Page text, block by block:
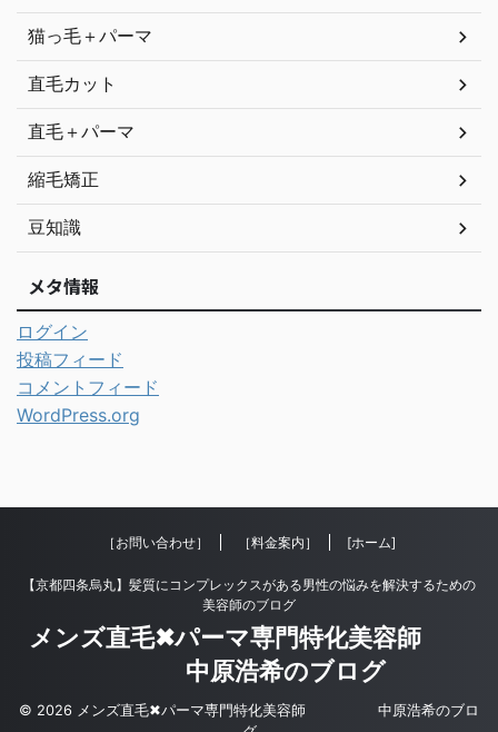
猫っ毛＋パーマ
直毛カット
直毛＋パーマ
縮毛矯正
豆知識
メタ情報
ログイン
投稿フィード
コメントフィード
WordPress.org
［お問い合わせ］ ［料金案内］ [ホーム]
【京都四条烏丸】髪質にコンプレックスがある男性の悩みを解決するための
美容師のブログ
メンズ直毛✖︎パーマ専門特化美容師
中原浩希のブログ
© 2026 メンズ直毛✖︎パーマ専門特化美容師 中原浩希のブロ